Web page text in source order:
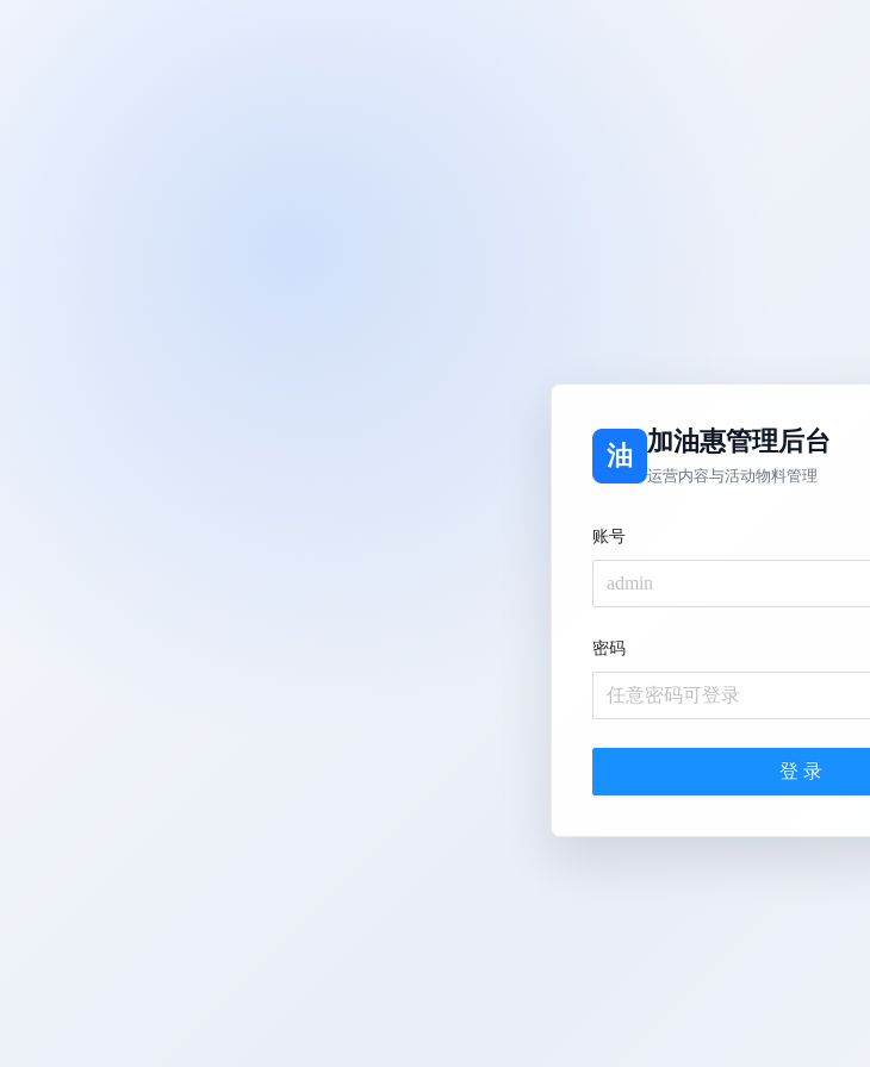
油 加油惠管理后台
运营内容与活动物料管理
账号
密码
登 录